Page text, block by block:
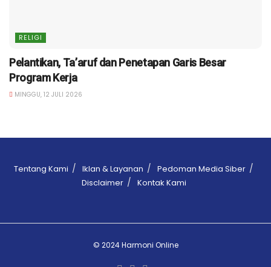
RELIGI
Pelantikan, Ta’aruf dan Penetapan Garis Besar
Program Kerja
MINGGU, 12 JULI 2026
Tentang Kami Iklan & Layanan
Pedoman Media Siber
Disclaimer
Kontak Kami
© 2024 Harmoni Online